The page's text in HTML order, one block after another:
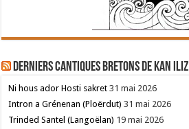
Derniers cantiques bretons de Kan Iliz
Ni hous ador Hosti sakret 31 mai 2026
Intron a Grénenan (Ploërdut) 31 mai 2026
Trinded Santel (Langoëlan) 19 mai 2026